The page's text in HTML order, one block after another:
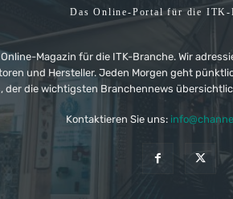
Das Online-Portal für die ITK-
Magazin für die ITK-Branche. Wir
und Hersteller. Jeden Morgen geht
der die wichtigsten Branchennews
Kontaktieren Sie uns: